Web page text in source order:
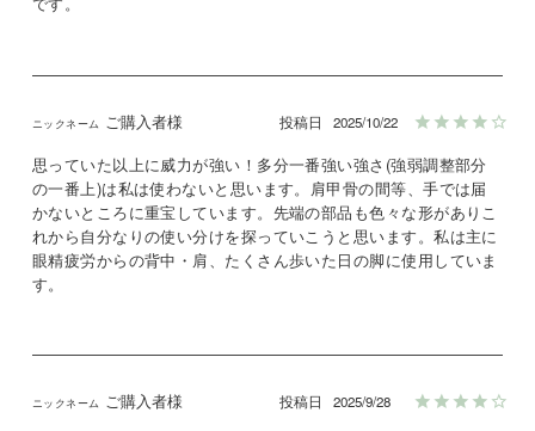
ご購入者様 投稿日 2025/10/22
思っていた以上に威力が強い！多分一番強い強さ(強弱調整部分
の一番上)は私は使わないと思います。肩甲骨の間等、手では届
かないところに重宝しています。先端の部品も色々な形がありこ
れから自分なりの使い分けを探っていこうと思います。私は主に
眼精疲労からの背中・肩、たくさん歩いた日の脚に使用していま
す。
ご購入者様 投稿日 2025/9/28